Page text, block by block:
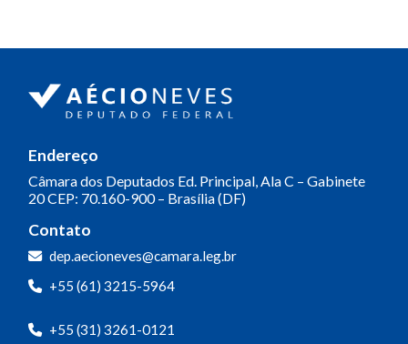
Endereço
Câmara dos Deputados Ed. Principal, Ala C – Gabinete
20CEP: 70.160-900 – Brasília (DF)
Contato
dep.aecioneves@camara.leg.br
+55 (61) 3215-5964
+55 (31) 3261-0121